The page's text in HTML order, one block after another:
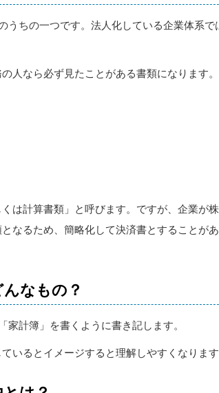
ちの一つです。法人化している企業体系で
人なら必ず見たことがある書類になります。
は計算書類」と呼びます。ですが、企業が
なるため、簡略化して決済書とすることが
なもの？
計簿」を書くように書き記します。
いるとイメージすると理解しやすくなります